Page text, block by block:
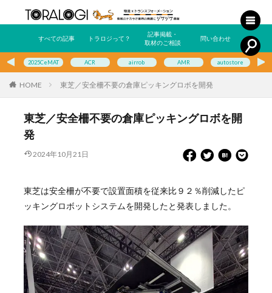
すべての記事 トラロジって？
記事掲載・
取材のご相談
問い合わせ
2025CeMAT ACR airrob AMR autostore
HOME 東芝／安全柵不要の倉庫ピッキングロボを開発
東芝／安全柵不要の倉庫ピッキングロボを開
発
2024年10月21日
東芝は安全柵が不要で設置面積を従来比９２％削減したピ
ッキングロボットシステムを開発したと発表しました。